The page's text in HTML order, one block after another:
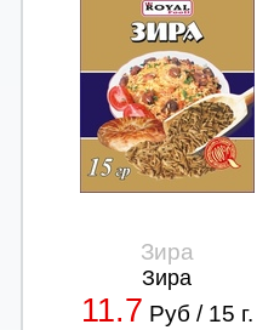
Зира
Зира
11.7 Руб / 15 г.